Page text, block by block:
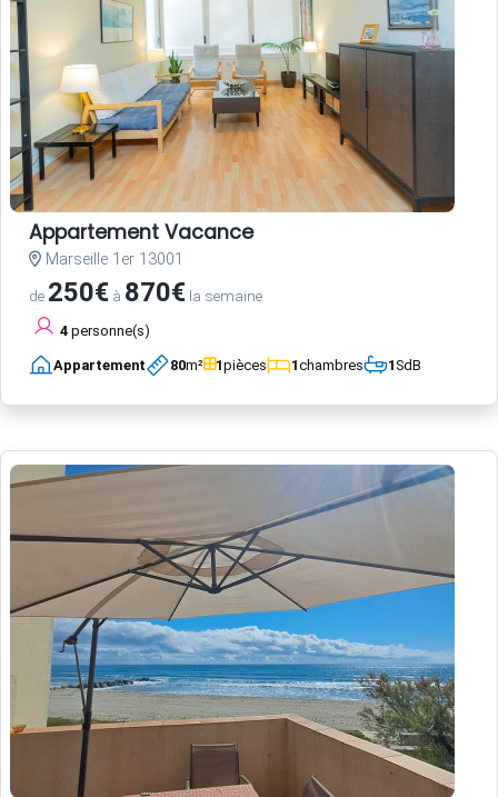
Appartement Vacance
Marseille 1er 13001
de 250€ à 870€ la semaine
4 personne(s)
Appartement 80m² 1pièces 1chambres 1SdB